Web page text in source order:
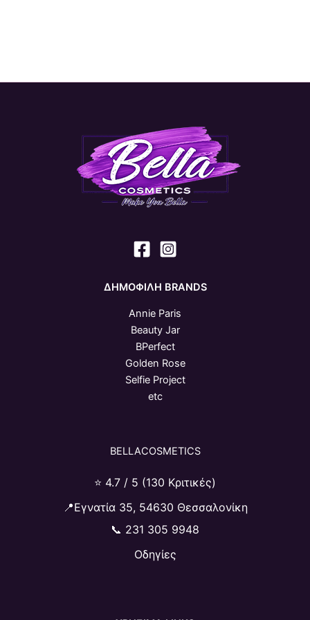
ΔΗΜΟΦΙΛΗ BRANDS
Annie Paris
Beauty Jar
BPerfect
Golden Rose
Selfie Project
etc
BELLACOSMETICS
⭐ 4.7 / 5 (130 Κριτικές)
📍Εγνατία 35, 54630 Θεσσαλονίκη
📞 231 305 9948
Οδηγίες